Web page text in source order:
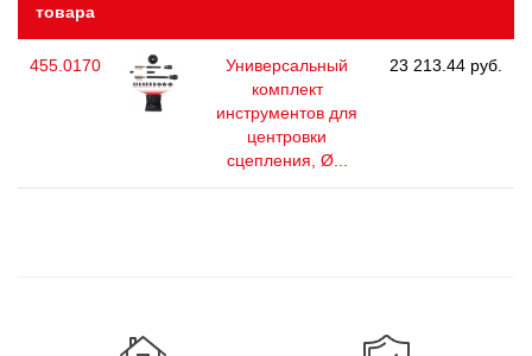
товара
455.0170
Универсальный
комплект
инструментов для
центровки
сцепления, Ø...
23 213.44 руб.